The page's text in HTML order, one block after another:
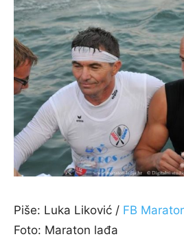
Piše: Luka Liković / FB
Foto: Maraton lađa